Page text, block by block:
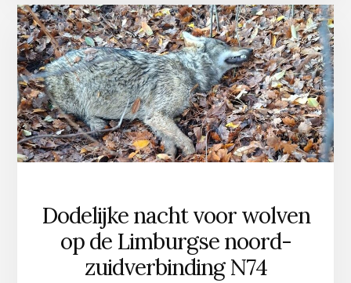
Dodelijke nacht voor wolven
op de Limburgse noord-
zuidverbinding N74